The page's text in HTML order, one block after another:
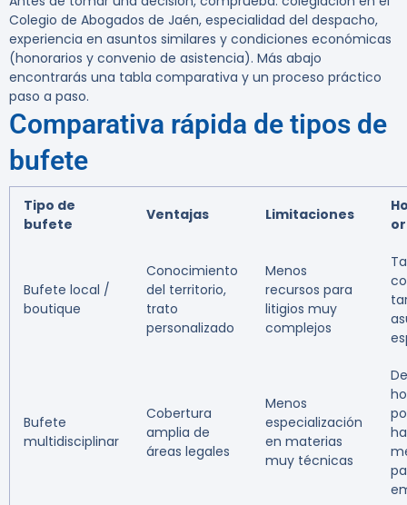
Colegio de Abogados de Jaén, especialidad del despacho,
experiencia en asuntos similares y condiciones económicas
(honorarios y convenio de asistencia). Más abajo
encontrarás una tabla comparativa y un proceso práctico
paso a paso.
Comparativa rápida de tipos de
bufete
Tipo de
bufete
Ventajas Limitaciones
Bufete local /
boutique
Conocimiento
del territorio,
trato
personalizado
Menos
recursos para
litigios muy
complejos
Bufete
multidisciplinar
Cobertura
amplia de
áreas legales
Menos
especialización
en materias
muy técnicas